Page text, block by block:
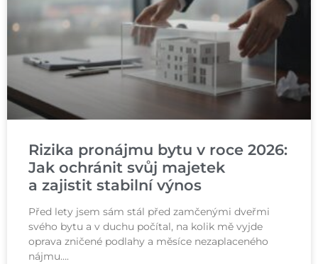
Rizika pronájmu bytu v roce 2026:
Jak ochránit svůj majetek
a zajistit stabilní výnos
Před lety jsem sám stál před zamčenými dveřmi
svého bytu a v duchu počítal, na kolik mě vyjde
oprava zničené podlahy a měsíce nezaplaceného
nájmu….